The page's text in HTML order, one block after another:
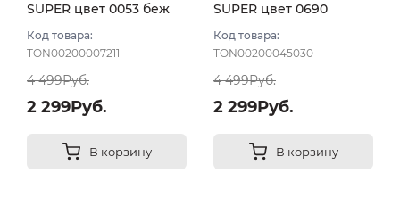
SUPER цвет 0053 беж
Код товара:
TON00200007211
4 499Руб.
2 299Руб.
В корзину
SUPER цвет 0690
Код товара:
TON00200045030
4 499Руб.
2 299Руб.
В корзину